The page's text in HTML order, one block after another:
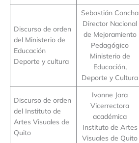
Discurso de orden
del Ministerio de
Educación
Deporte y cultura
Sebastián Concha
Director Nacional
de Mejoramiento
Pedagógico
Ministerio de
Educación,
Deporte y Cultura
Discurso de orden
del Instituto de
Artes Visuales de
Quito
Ivonne Jara
Vicerrectora
académica
Instituto de Artes
Visuales de Quito